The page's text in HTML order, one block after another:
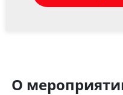
О